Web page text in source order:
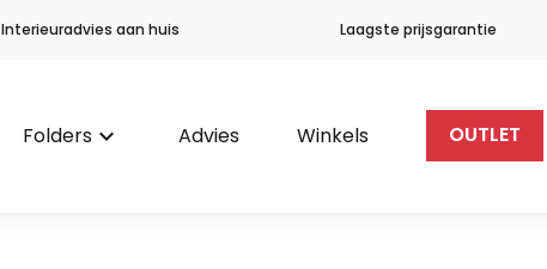
Interieuradvies aan huis Laagste prijsgarantie
Folders keyboard_arrow_down Advies Winkels OUTLET